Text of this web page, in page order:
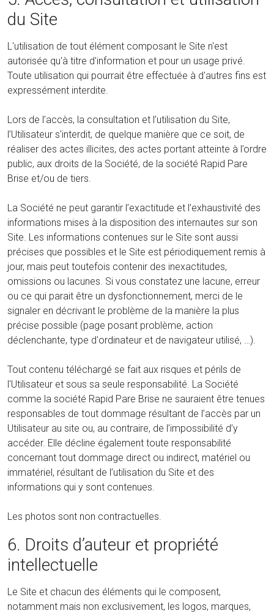
du Site
L'utilisation de tout élément composant le Site n'est
autorisée qu'à titre d'information et pour un usage privé.
Toute utilisation qui pourrait être effectuée à d'autres fins est
expressément interdite.
Lors de l’accès, la consultation et l’utilisation du Site,
l’Utilisateur s'interdit, de quelque manière que ce soit, de
réaliser des actes illicites, des actes portant atteinte à l’ordre
public, aux droits de la Société, de la société Rapid Pare
Brise et/ou de tiers.
La Société ne peut garantir l’exactitude et l’exhaustivité des
informations mises à la disposition des internautes sur son
Site. Les informations contenues sur le Site sont aussi
précises que possibles et le Site est périodiquement remis à
jour, mais peut toutefois contenir des inexactitudes,
omissions ou lacunes. Si vous constatez une lacune, erreur
ou ce qui parait être un dysfonctionnement, merci de le
signaler en décrivant le problème de la manière la plus
précise possible (page posant problème, action
déclenchante, type d'ordinateur et de navigateur utilisé, …).
Tout contenu téléchargé se fait aux risques et périls de
l'Utilisateur et sous sa seule responsabilité. La Société
comme la société Rapid Pare Brise ne sauraient être tenues
responsables de tout dommage résultant de l’accès par un
Utilisateur au site ou, au contraire, de l’impossibilité d’y
accéder. Elle décline également toute responsabilité
concernant tout dommage direct ou indirect, matériel ou
immatériel, résultant de l’utilisation du Site et des
informations qui y sont contenues.
Les photos sont non contractuelles.
6. Droits d’auteur et propriété
intellectuelle
Le Site et chacun des éléments qui le composent,
notamment mais non exclusivement, les logos, marques,